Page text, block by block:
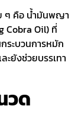
ๆ คือ น้ำมันพญา
Cobra Oil) ที่
ระบวนการหมัก
ยังช่วยบรรเทา
วด